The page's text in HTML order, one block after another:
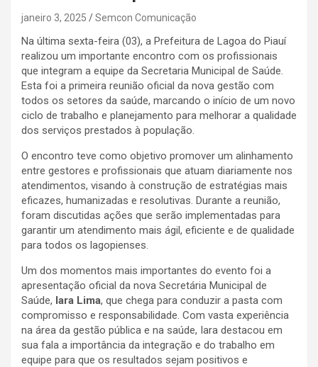
janeiro 3, 2025 Semcon Comunicação
Na última sexta-feira (03), a Prefeitura de Lagoa do Piauí
realizou um importante encontro com os profissionais
que integram a equipe da Secretaria Municipal de Saúde.
Esta foi a primeira reunião oficial da nova gestão com
todos os setores da saúde, marcando o início de um novo
ciclo de trabalho e planejamento para melhorar a qualidade
dos serviços prestados à população.
O encontro teve como objetivo promover um alinhamento
entre gestores e profissionais que atuam diariamente nos
atendimentos, visando à construção de estratégias mais
eficazes, humanizadas e resolutivas. Durante a reunião,
foram discutidas ações que serão implementadas para
garantir um atendimento mais ágil, eficiente e de qualidade
para todos os lagopienses.
Um dos momentos mais importantes do evento foi a
apresentação oficial da nova Secretária Municipal de
Saúde, Iara Lima, que chega para conduzir a pasta com
compromisso e responsabilidade. Com vasta experiência
na área da gestão pública e na saúde, Iara destacou em
sua fala a importância da integração e do trabalho em
equipe para que os resultados sejam positivos e